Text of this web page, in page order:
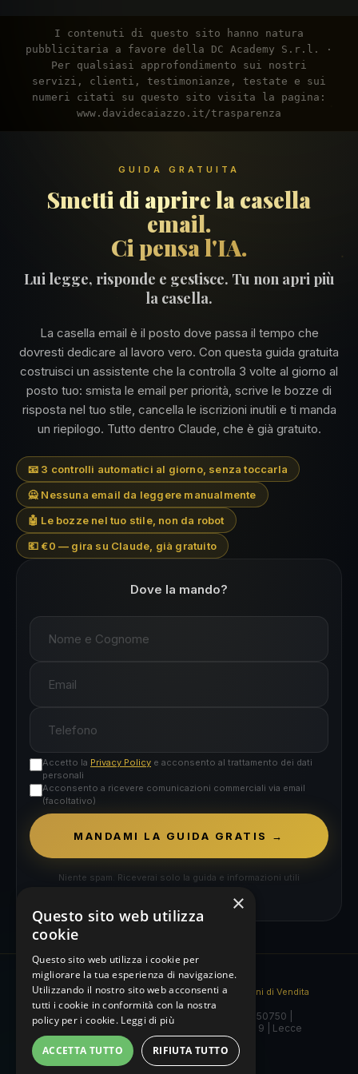
I contenuti di questo sito hanno natura
pubblicitaria a favore della DC Academy S.r.l. ·
Per qualsiasi approfondimento sui nostri
servizi, clienti, testimonianze, testate e sui
numeri citati su questo sito visita la pagina:
www.davidecaiazzo.it/trasparenza
GUIDA GRATUITA
Smetti di aprire la casella
email.
Ci pensa l'IA.
Lui legge, risponde e gestisce. Tu non apri più
la casella.
La casella email è il posto dove passa il tempo che
dovresti dedicare al lavoro vero. Con questa guida gratuita
costruisci un assistente che la controlla 3 volte al giorno al
posto tuo: smista le email per priorità, scrive le bozze di
risposta nel tuo stile, cancella le iscrizioni inutili e ti manda
un riepilogo. Tutto dentro Claude, che è già gratuito.
📧 3 controlli automatici al giorno, senza toccarla
🙅 Nessuna email da leggere manualmente
🤖 Le bozze nel tuo stile, non da robot
💶 €0 — gira su Claude, già gratuito
Dove la mando?
Accetto la Privacy Policy e acconsento al trattamento dei dati
personali
Acconsento a ricevere comunicazioni commerciali via email
(facoltativo)
MANDAMI LA GUIDA GRATIS →
Niente spam. Riceverai solo la guida e informazioni utili
Informativa Privacy|Cookie Policy|Condizioni di Vendita
© 2026 DC ACADEMY S.r.l. | P.IVA 05125350750 |
academy@davidecaiazzo.it | Via I. Adriano 9 | Lecce
×
Questo sito web utilizza
cookie
Questo sito web utilizza i cookie per
migliorare la tua esperienza di navigazione.
Utilizzando il nostro sito web acconsenti a
tutti i cookie in conformità con la nostra
policy per i cookie. Leggi di più
ACCETTA TUTTO RIFIUTA TUTTO